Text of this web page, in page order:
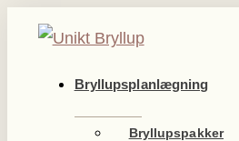
Videre
indhold
Bryllupsplanlægning
Bryllupspakker